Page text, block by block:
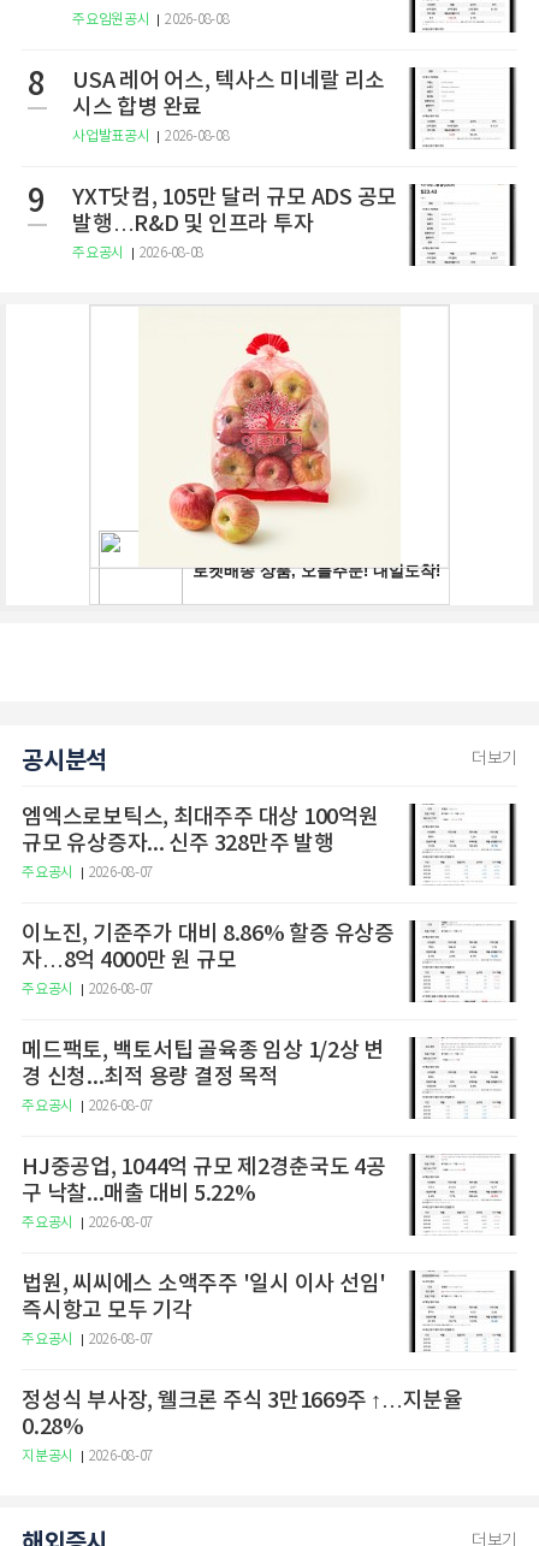
주요임원공시 2026-08-08
8
USA 레어 어스, 텍사스 미네랄 리소
시스 합병 완료
사업발표공시 2026-08-08
9
YXT닷컴, 105만 달러 규모 ADS 공모
발행…R&D 및 인프라 투자
주요공시 2026-08-08
공시분석 더보기
엠엑스로보틱스, 최대주주 대상 100억원
규모 유상증자... 신주 328만주 발행
주요공시 2026-08-07
이노진, 기준주가 대비 8.86% 할증 유상증
자…8억 4000만 원 규모
주요공시 2026-08-07
메드팩토, 백토서팁 골육종 임상 1/2상 변
경 신청...최적 용량 결정 목적
주요공시 2026-08-07
HJ중공업, 1044억 규모 제2경춘국도 4공
구 낙찰...매출 대비 5.22%
주요공시 2026-08-07
법원, 씨씨에스 소액주주 '일시 이사 선임'
즉시항고 모두 기각
주요공시 2026-08-07
정성식 부사장, 웰크론 주식 3만1669주 ↑…지분율
0.28%
지분공시 2026-08-07
더보기